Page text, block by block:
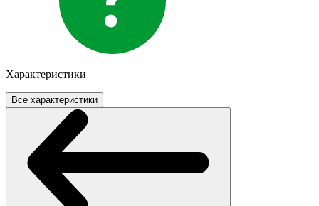
Характеристики
Все характеристики